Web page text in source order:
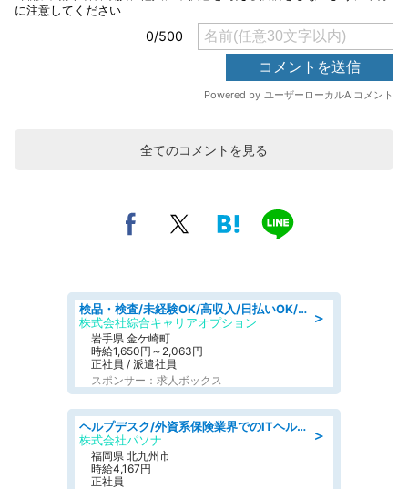
全てのコメントを見る
＞
検品・検査/未経験OK/高収入/日払いOK/交替制/20・30・40代活躍中
株式会社綜合キャリアオプション
岩手県 金ケ崎町
時給1,650円～2,063円
正社員 / 派遣社員
スポンサー：求人ボックス
＞
ヘルプデスク/外資系保険業界でのITヘルプデスク業務/駅近/即日勤務可/ヘルプデスク
株式会社パソナ
福岡県 北九州市
時給4,167円
正社員